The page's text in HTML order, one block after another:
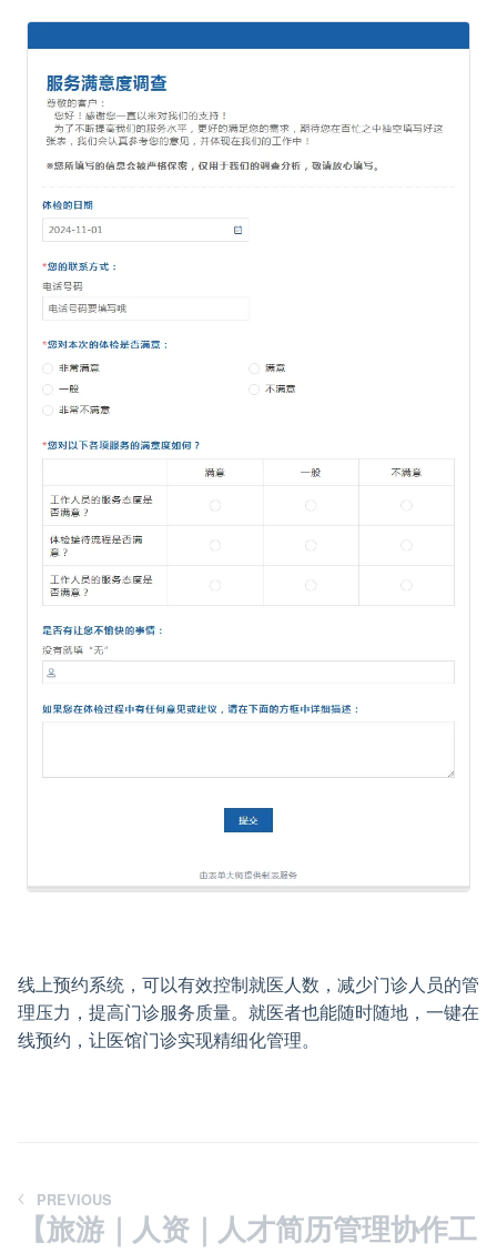
线上预约系统，可以有效控制就医人数，减少门诊人员的管
理压力，提高门诊服务质量。就医者也能随时随地，一键在
线预约，让医馆门诊实现精细化管理。
PREVIOUS
【旅游｜人资｜人才简历管理协作工